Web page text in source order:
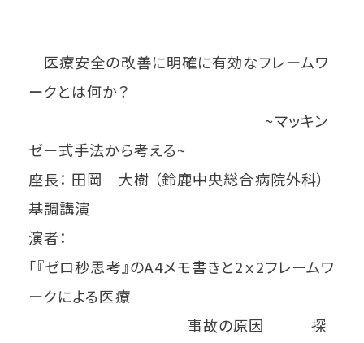
医療安全の改善に明確に有効なフレームワ
ークとは何か？
~マッキン
ゼー式手法から考える~
座長： 田岡 大樹 （鈴鹿中央総合病院外科）
基調講演
演者：
「『ゼロ秒思考』のA4メモ書きと2ｘ2フレームワ
ークによる医療
事故の原因 探